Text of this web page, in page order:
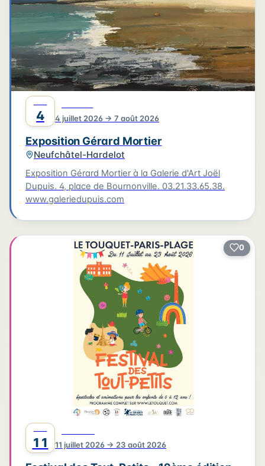
2
2
6
2
2
Leaflet|©OpenStreetMap©CARTO
4 4 juillet 2026 → 7 août 2026
Exposition Gérard Mortier
Neufchâtel-Hardelot
Exposition Gérard Mortier à la Galerie d'Art Joël
Dupuis. 4, place de Bournonville. 03.21.33.65.38.
www.galeriedupuis.com
0
11 11 juillet 2026 → 23 août 2026